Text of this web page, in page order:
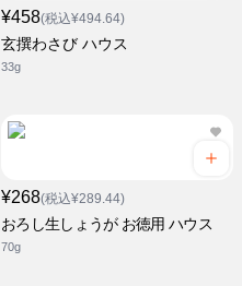
¥458(税込¥494.64)
玄撰わさび ハウス
33g
¥268(税込¥289.44)
おろし生しょうが お徳用 ハウス
70g